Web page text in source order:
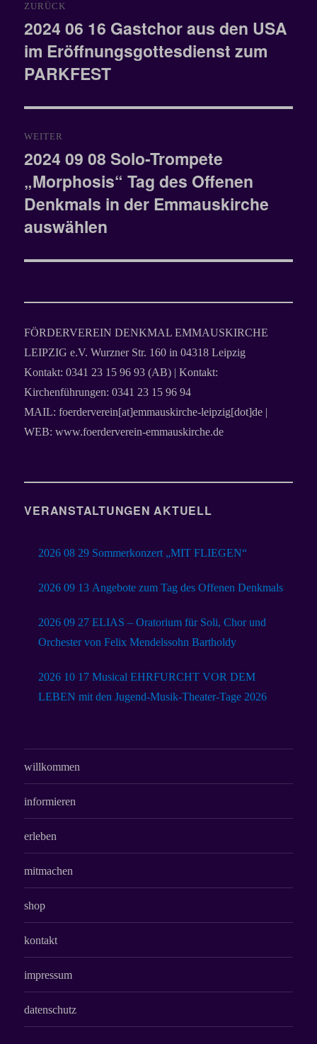
ZURÜCK
Vorheriger
Beitrag:
2024 06 16 Gastchor aus den USA
im Eröffnungsgottesdienst zum
PARKFEST
WEITER
Nächster
Beitrag:
2024 09 08 Solo-Trompete
„Morphosis“ Tag des Offenen
Denkmals in der Emmauskirche
auswählen
FÖRDERVEREIN DENKMAL EMMAUSKIRCHE
LEIPZIG e.V. Wurzner Str. 160 in 04318 Leipzig
Kontakt: 0341 23 15 96 93 (AB) | Kontakt:
Kirchenführungen: 0341 23 15 96 94
MAIL: foerderverein[at]emmauskirche-leipzig[dot]de |
WEB: www.foerderverein-emmauskirche.de
VERANSTALTUNGEN AKTUELL
2026 08 29 Sommerkonzert „MIT FLIEGEN“
2026 09 13 Angebote zum Tag des Offenen Denkmals
2026 09 27 ELIAS – Oratorium für Soli, Chor und
Orchester von Felix Mendelssohn Bartholdy
2026 10 17 Musical EHRFURCHT VOR DEM
LEBEN mit den Jugend-Musik-Theater-Tage 2026
willkommen
informieren
erleben
mitmachen
shop
kontakt
impressum
datenschutz